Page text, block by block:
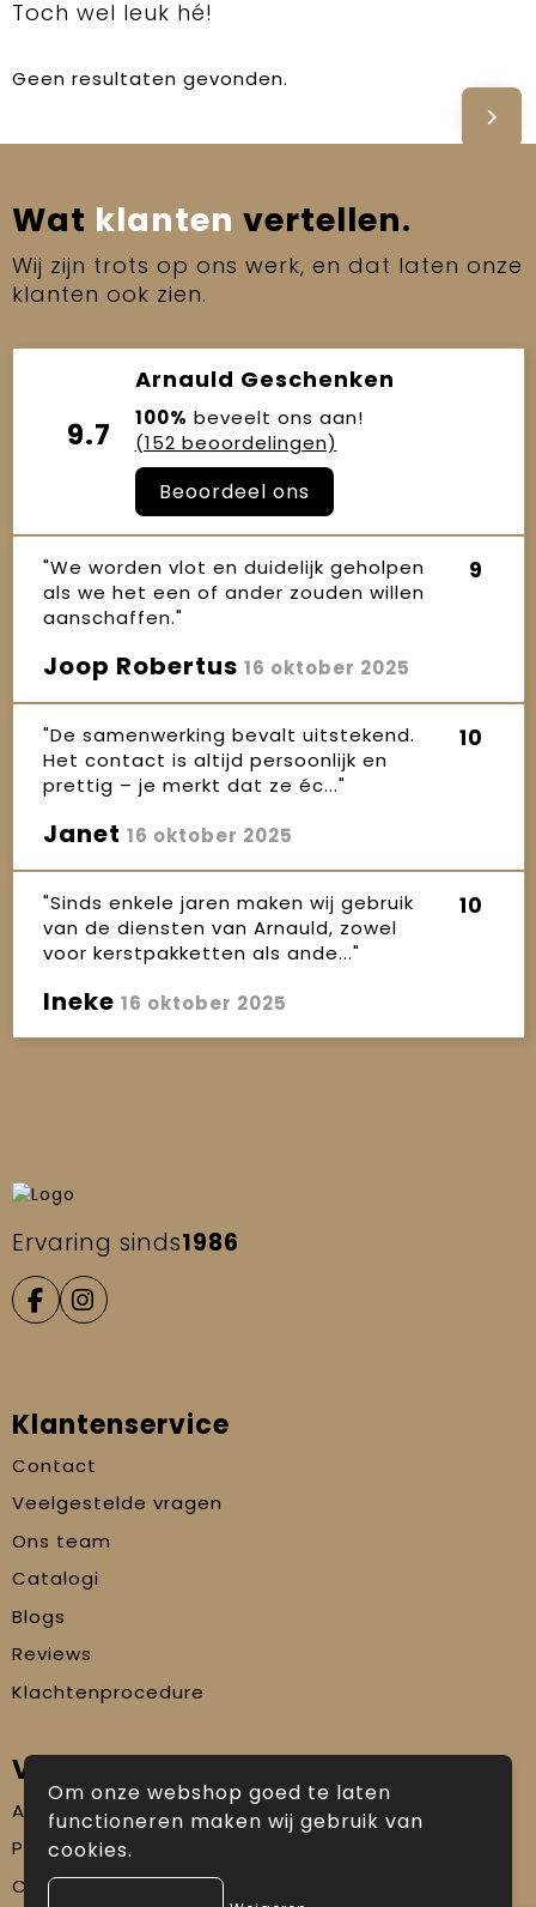
Toch wel leuk hé!
Geen resultaten gevonden.
Wat klanten vertellen.
Wij zijn trots op ons werk, en dat laten onze
klanten ook zien.
9.7
Arnauld Geschenken
100% beveelt ons aan!
(152 beoordelingen)
Beoordeel ons
"We worden vlot en duidelijk geholpen
als we het een of ander zouden willen
aanschaffen."
9
Joop Robertus 16 oktober 2025
"De samenwerking bevalt uitstekend.
Het contact is altijd persoonlijk en
prettig – je merkt dat ze éc..."
10
Janet 16 oktober 2025
"Sinds enkele jaren maken wij gebruik
van de diensten van Arnauld, zowel
voor kerstpakketten als ande..."
10
Ineke 16 oktober 2025
Ervaring sinds1986
Klantenservice
Contact
Veelgestelde vragen
Ons team
Catalogi
Blogs
Reviews
Klachtenprocedure
Veilig winkelen
Algemene voorwaarden
Privacyverklaring
Cookiebeleid
Om onze webshop goed te laten
functioneren maken wij gebruik van
cookies.